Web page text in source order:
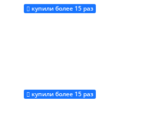
Купить
купили более 15 раз
Купить
купили более 15 раз